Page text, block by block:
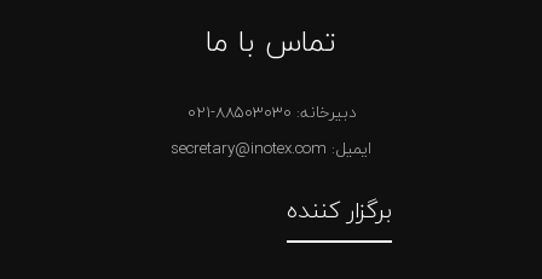
تماس با ما
دبیرخانه: 021-88503030
ایمیل: secretary@inotex.com
برگزار کننده